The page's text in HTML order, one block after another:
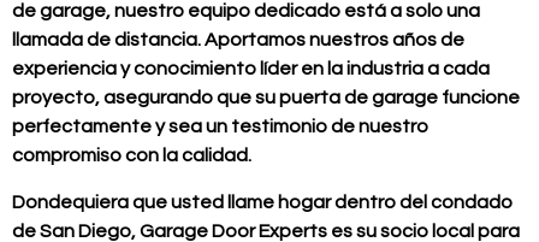
de garage, nuestro equipo dedicado está a solo una
llamada de distancia. Aportamos nuestros años de
experiencia y conocimiento líder en la industria a cada
proyecto, asegurando que su puerta de garage funcione
perfectamente y sea un testimonio de nuestro
compromiso con la calidad.
Dondequiera que usted llame hogar dentro del condado
de San Diego, Garage Door Experts es su socio local para